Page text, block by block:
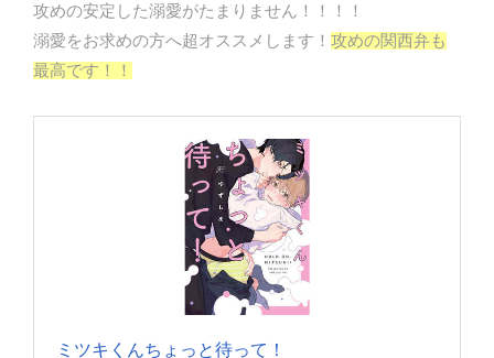
攻めの安定した溺愛がたまりません！！！！
溺愛をお求めの方へ超オススメします！ 攻めの関西弁も
最高です！！
ミツキくんちょっと待って！